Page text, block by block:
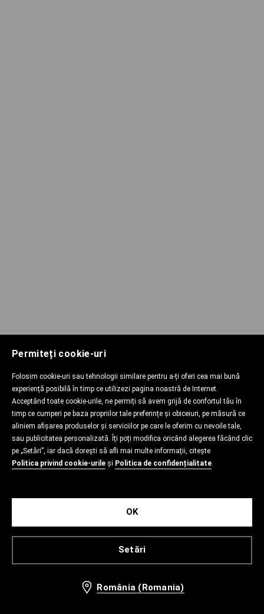
Permiteți cookie-uri
Folosim cookie-uri sau tehnologii similare pentru a-ți oferi cea mai bună
experiență posibilă în timp ce utilizezi pagina noastră de Internet.
Acceptând toate cookie-urile, ne permiți să avem grijă de confortul tău în
timp ce cumperi pe baza propriilor tale preferințe și obiceiuri, pe măsură ce
aliniem afișarea produselor și serviciilor pe care le oferim cu nevoile tale,
sau publicitatea personalizată. Îți poți modifica oricând alegerea făcând clic
pe „Setări”, iar dacă dorești să afli mai multe informații, citește
Politica privind cookie-urile și Politica de confidențialitate.
Setări
OK
România (Romania)